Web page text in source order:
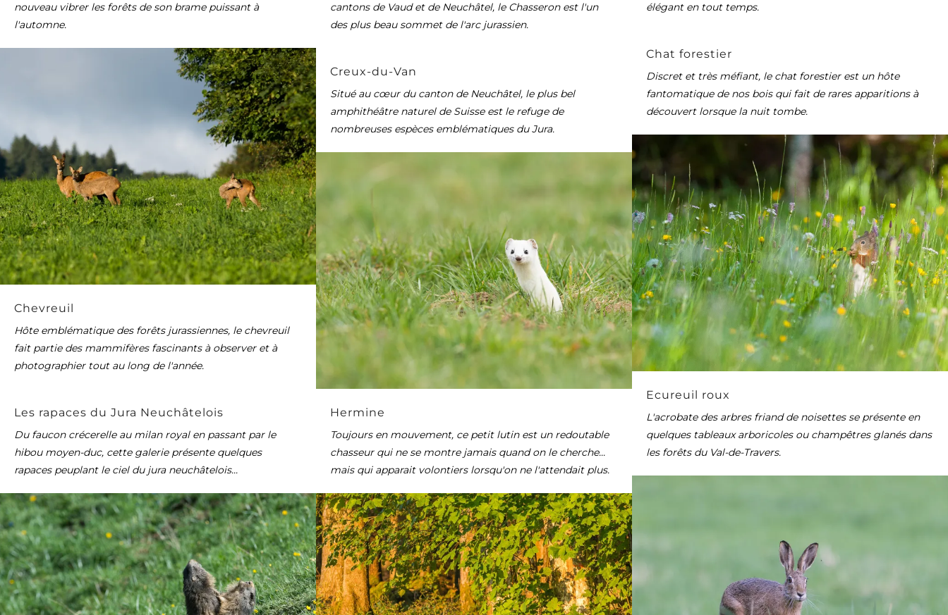
nouveau vibrer les forêts de son brame puissant à
l'automne.
élégant en tout temps.
cantons de Vaud et de Neuchâtel, le Chasseron est l'un
des plus beau sommet de l'arc jurassien.
Chat forestier
Discret et très méfiant, le chat forestier est un hôte
fantomatique de nos bois qui fait de rares apparitions à
découvert lorsque la nuit tombe.
Chevreuil
Hôte emblématique des forêts jurassiennes, le chevreuil
fait partie des mammifères fascinants à observer et à
photographier tout au long de l'année.
Creux-du-Van
Situé au cœur du canton de Neuchâtel, le plus bel
amphithéâtre naturel de Suisse est le refuge de
nombreuses espèces emblématiques du Jura.
Ecureuil roux
L'acrobate des arbres friand de noisettes se présente en
quelques tableaux arboricoles ou champêtres glanés dans
les forêts du Val-de-Travers.
Hermine
Toujours en mouvement, ce petit lutin est un redoutable
chasseur qui ne se montre jamais quand on le cherche...
mais qui apparait volontiers lorsqu'on ne l'attendait plus.
Les rapaces du Jura Neuchâtelois
Du faucon crécerelle au milan royal en passant par le
hibou moyen-duc, cette galerie présente quelques
rapaces peuplant le ciel du jura neuchâtelois...